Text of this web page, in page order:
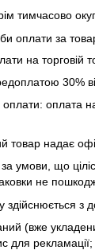
тимчасово
оплати за
на торговій
30%
оплати: оплата
товар надає
умови, що
не
здійснюється з
(вже
для рекламації;